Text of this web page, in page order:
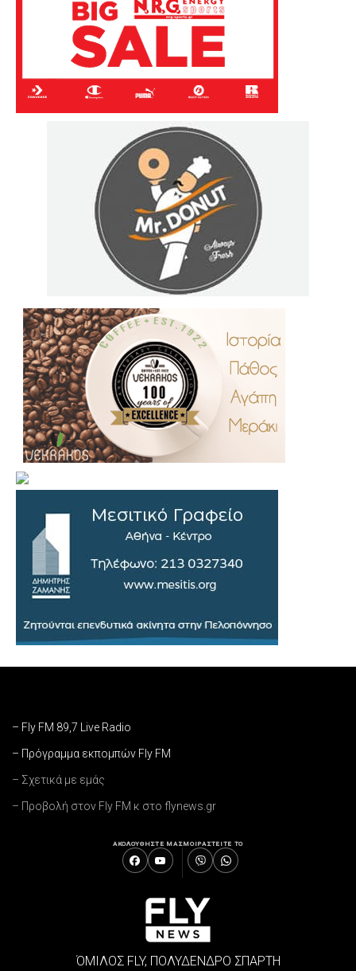
– Fly FM 89,7 Live Radio
– Πρόγραμμα εκπομπών Fly FM
– Σχετικά με εμάς
– Προβολή στον Fly FM κ στο flynews.gr
ΑΚΟΛΟΥΘΗΣΤΕ ΜΑΣΜΟΙΡΑΣΤΕΙΤΕ ΤΟ
ΌΜΙΛΟΣ FLY, ΠΟΛΥΔΕΝΔΡΟ ΣΠΑΡΤΗ